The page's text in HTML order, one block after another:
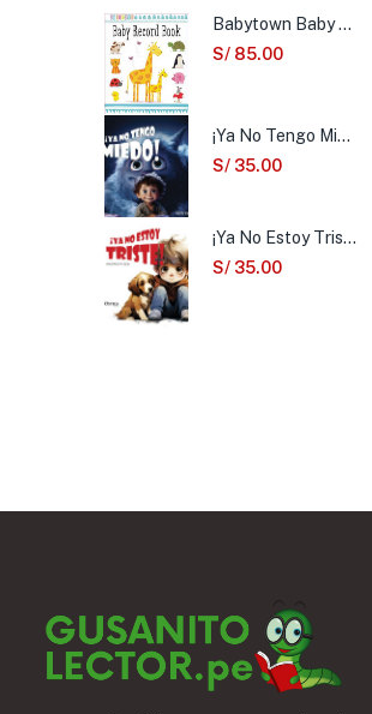
Babytown Baby Record Book
S/ 85.00
¡Ya No Tengo Miedo!
S/ 35.00
¡Ya No Estoy Triste!
S/ 35.00